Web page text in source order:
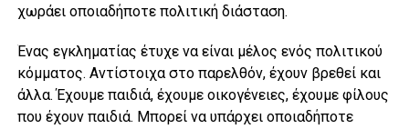
χωράει οποιαδήποτε πολιτική διάσταση.
Ένας εγκληματίας έτυχε να είναι μέλος ενός πολιτικού
κόμματος. Αντίστοιχα στο παρελθόν, έχουν βρεθεί και
άλλα. Έχουμε παιδιά, έχουμε οικογένειες, έχουμε φίλους
που έχουν παιδιά. Μπορεί να υπάρχει οποιαδήποτε